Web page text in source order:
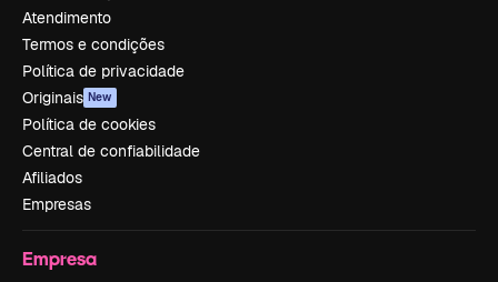
Atendimento
Termos e condições
Política de privacidade
Originais New
Política de cookies
Central de confiabilidade
Afiliados
Empresas
Empresa